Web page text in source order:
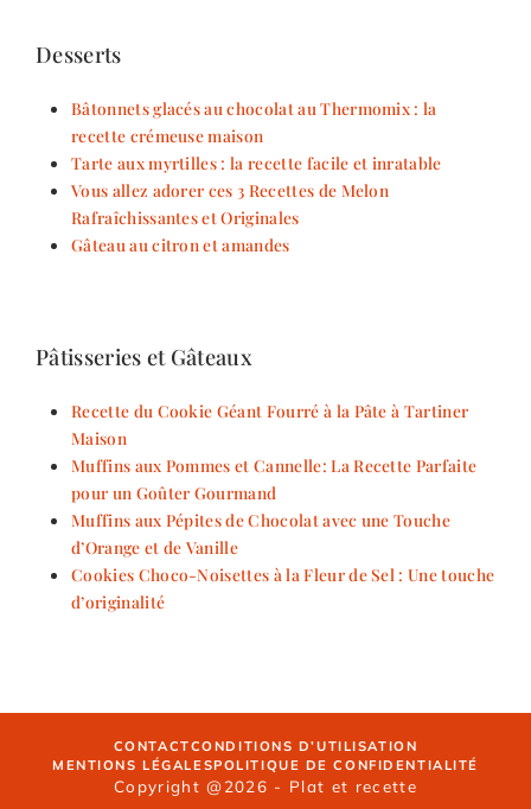
Desserts
Bâtonnets glacés au chocolat au Thermomix : la
recette crémeuse maison
Tarte aux myrtilles : la recette facile et inratable
Vous allez adorer ces 3 Recettes de Melon
Rafraîchissantes et Originales
Gâteau au citron et amandes
Pâtisseries et Gâteaux
Recette du Cookie Géant Fourré à la Pâte à Tartiner
Maison
Muffins aux Pommes et Cannelle: La Recette Parfaite
pour un Goûter Gourmand
Muffins aux Pépites de Chocolat avec une Touche
d’Orange et de Vanille
Cookies Choco-Noisettes à la Fleur de Sel : Une touche
d’originalité
CONTACTCONDITIONS D’UTILISATION
MENTIONS LÉGALESPOLITIQUE DE CONFIDENTIALITÉ
Copyright @2026 - Plat et recette